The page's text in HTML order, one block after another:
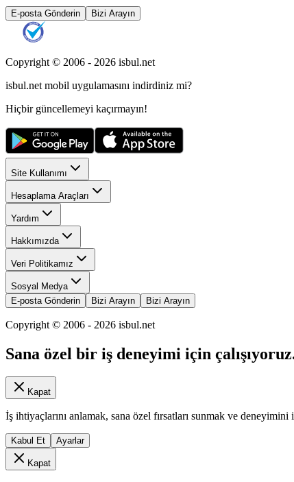
E-posta Gönderin Bizi Arayın
Copyright © 2006 - 2026 isbul.net
isbul.net mobil uygulamasını indirdiniz mi?
Hiçbir güncellemeyi kaçırmayın!
Site Kullanımı
Hesaplama Araçları
Yardım
Hakkımızda
Veri Politikamız
Sosyal Medya
E-posta Gönderin
Bizi Arayın Bizi Arayın
Copyright © 2006 - 2026 isbul.net
Sana özel bir iş deneyimi için
Kapat
İş ihtiyaçlarını anlamak, sana özel fırsatları sunmak ve
Kabul Et Ayarlar
Kapat